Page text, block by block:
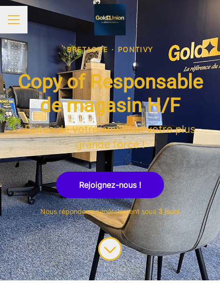
MENU CARRIÈRE
BRETAGNE · PONTIVY
Copy of Responsable
de magasin H/F
Faites de votre ambition votre plus
grande force !
Rejoignez-nous !
Nous répondons généralement sous3 jours